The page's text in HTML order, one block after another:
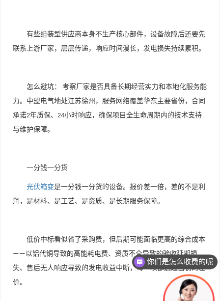
有些组装型供应商本身不生产核心部件，设备故障后还要先
联系上游厂家，层层传递，响应时间漫长，发电损失持续累积。
怎么避坑：
考察厂家是否具备长期经营实力和本地化服务能
力。中盟电气地处江苏徐州，服务网络覆盖华东主要省份，合同
承诺2年质保、 24小时响应，确保项目全生命周期内的技术支持
与维护保障。
一分钱一分货
光伏箱变是一分钱一分货的设备。报价差一倍，差的不是利
润，是材料、是工艺、是资质、是长期服务保障。
低价中标看似省了采购费，但后期可能面临更高的综合成本
——以铝代铜导致的高能耗电费、资质不全导致的验收延期损
失、售后无人响应导致的发电收益中断，每一项都远超当初的差
价。
你们是怎么收费的呢